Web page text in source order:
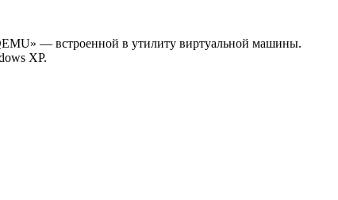
— встроенной в утилиту виртуальной машины.
XP.